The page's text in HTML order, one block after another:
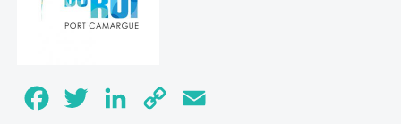
FacebookTwitter LinkedInCopy